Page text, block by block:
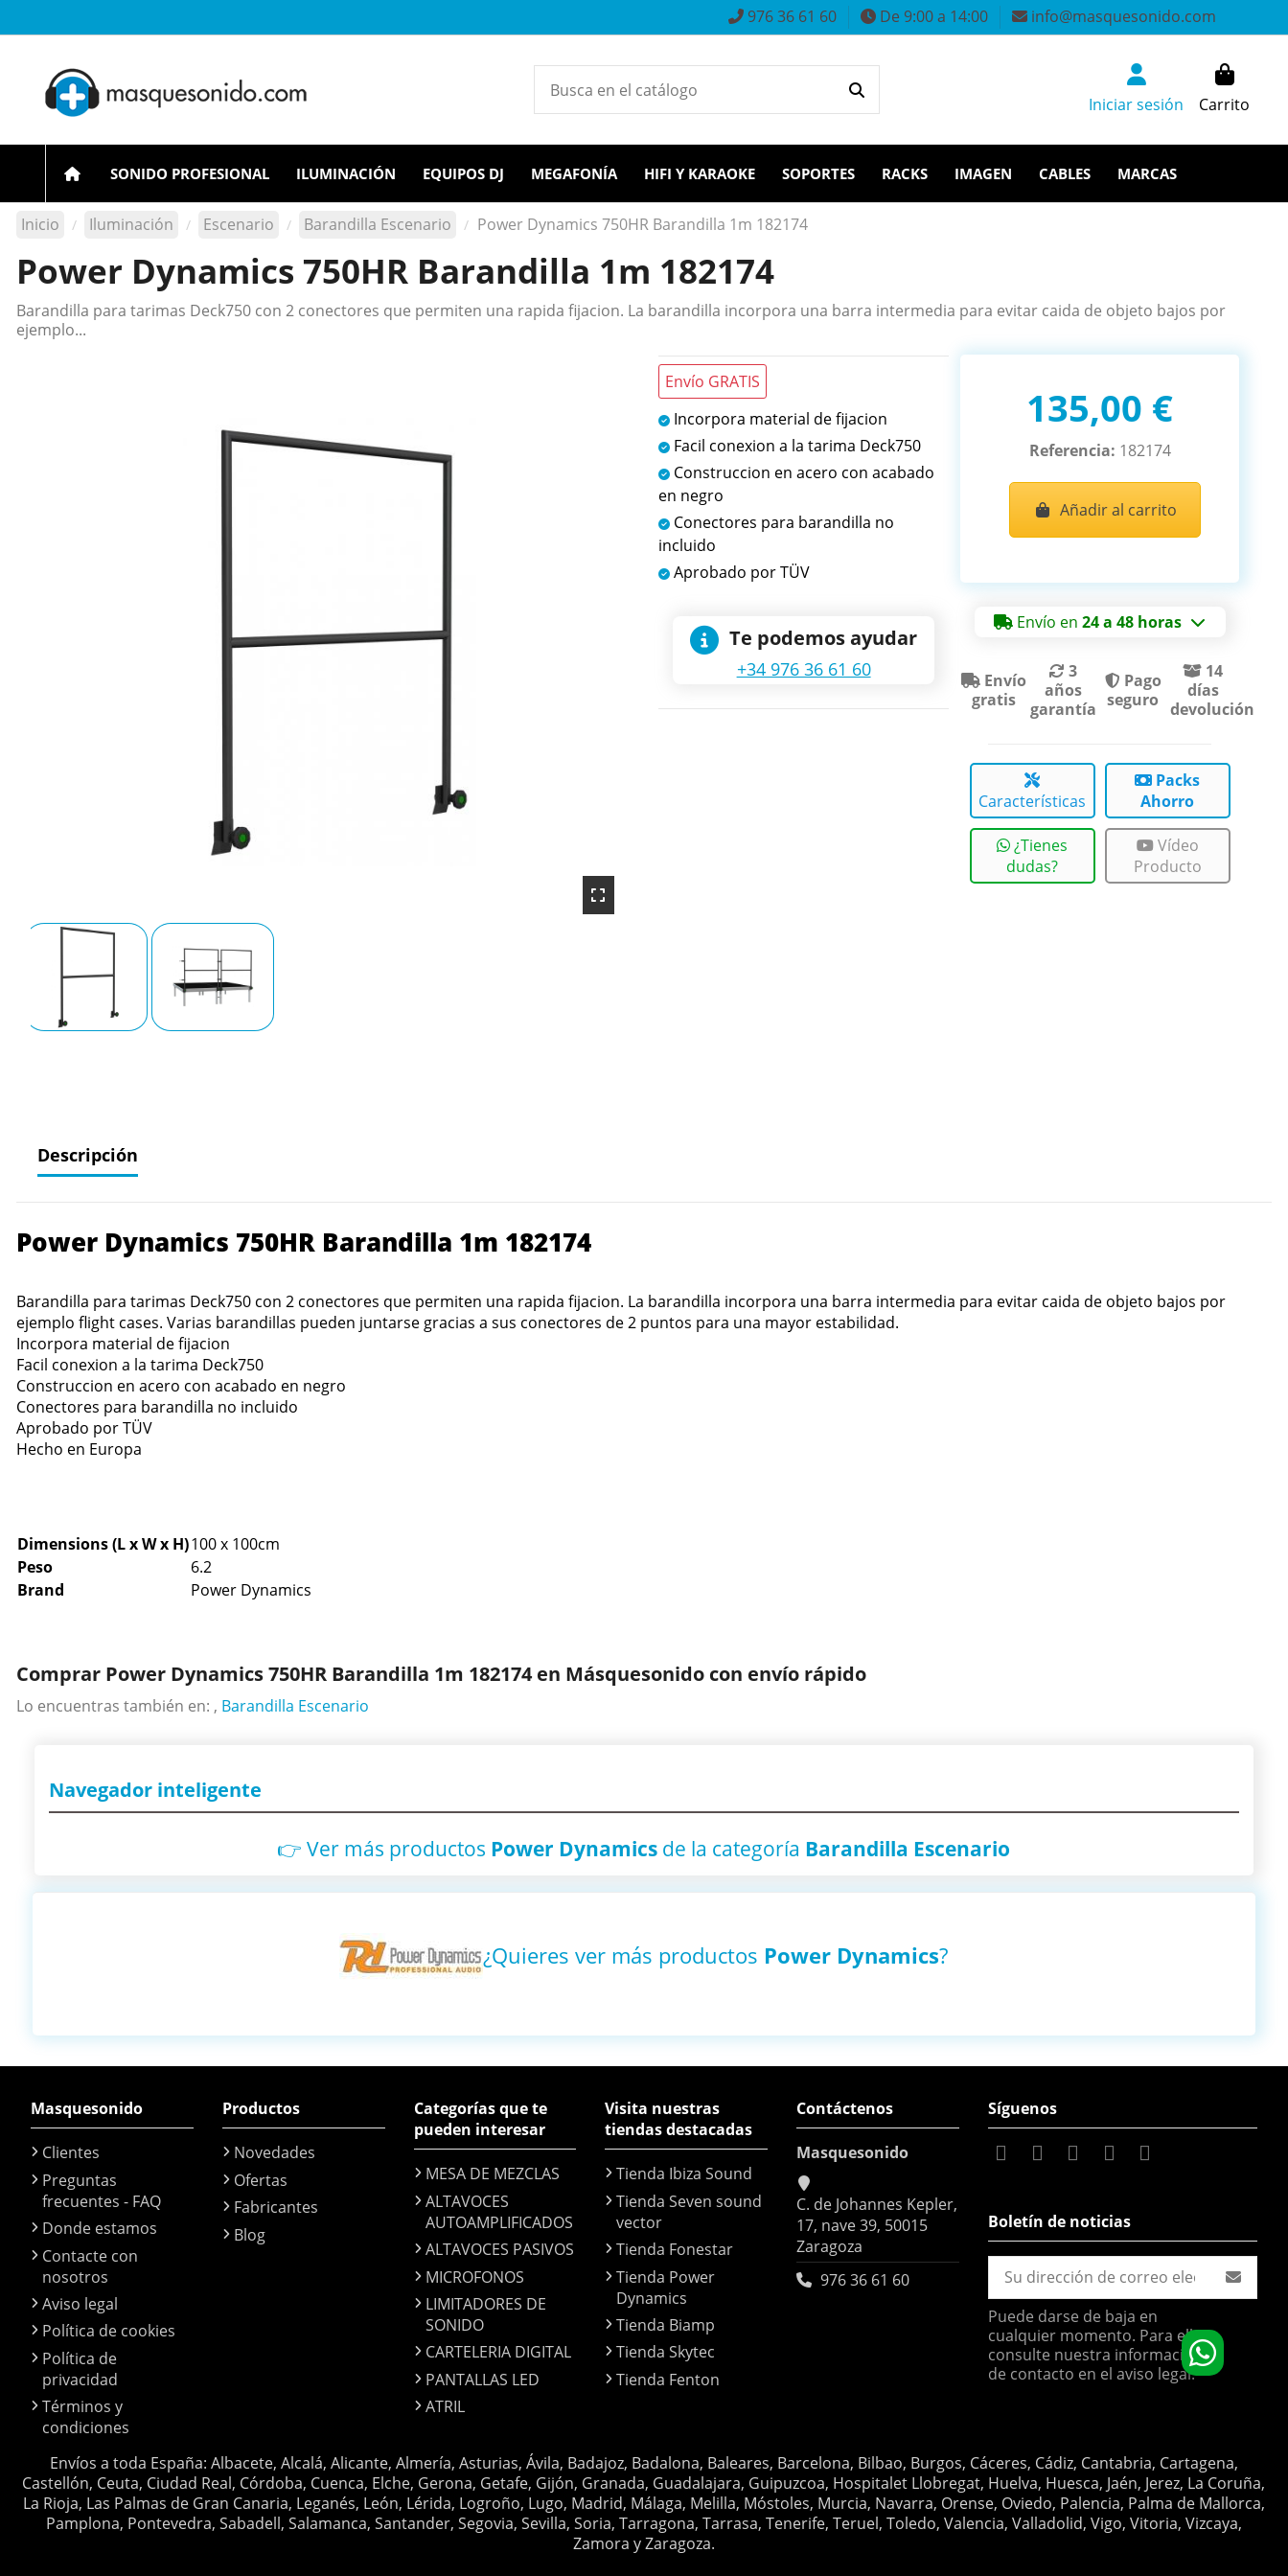
976 36 61 60 De 9:00 a 14:00 info@masquesonido.com
Iniciar sesión Carrito
SONIDO PROFESIONAL ILUMINACIÓN EQUIPOS DJ MEGAFONÍA HIFI Y KARAOKE SOPORTES RACKS IMAGEN CABLES MARCAS
Inicio Iluminación Escenario Barandilla Escenario Power Dynamics 750HR Barandilla 1m 182174
Power Dynamics 750HR Barandilla 1m 182174
Barandilla para tarimas Deck750 con 2 conectores que permiten una rapida fijacion. La barandilla incorpora una barra intermedia para evitar caida de objeto bajos por
ejemplo...
Envío GRATIS
Incorpora material de fijacion
Facil conexion a la tarima Deck750
Construccion en acero con acabado
en negro
Conectores para barandilla no
incluido
Aprobado por TÜV
Te podemos ayudar
+34 976 36 61 60
135,00 €
Referencia: 182174
Añadir al carrito
Envío en24 a 48 horas
Envío
gratis
3
años
garantía
Pago
seguro
14
días
devolución
Características
Packs
Ahorro
¿Tienes
dudas?
Vídeo
Producto
Descripción
Power Dynamics 750HR Barandilla 1m 182174
Barandilla para tarimas Deck750 con 2 conectores que permiten una rapida fijacion. La barandilla incorpora una barra intermedia para evitar caida de objeto bajos por
ejemplo flight cases. Varias barandillas pueden juntarse gracias a sus conectores de 2 puntos para una mayor estabilidad.
Incorpora material de fijacion
Facil conexion a la tarima Deck750
Construccion en acero con acabado en negro
Conectores para barandilla no incluido
Aprobado por TÜV
Hecho en Europa
Dimensions (L x W x H)100 x 100cm
Peso
6.2
Brand
Power Dynamics
Comprar Power Dynamics 750HR Barandilla 1m 182174 en Másquesonido con envío rápido
Lo encuentras también en: , Barandilla Escenario
Navegador inteligente
👉 Ver más productos Power Dynamics de la categoría Barandilla Escenario
¿Quieres ver más productos Power Dynamics?
Masquesonido
Clientes
Preguntas
frecuentes - FAQ
Donde estamos
Contacte con
nosotros
Aviso legal
Política de cookies
Política de
privacidad
Términos y
condiciones
Productos
Novedades
Ofertas
Fabricantes
Blog
Categorías que te
pueden interesar
MESA DE MEZCLAS
ALTAVOCES
AUTOAMPLIFICADOS
ALTAVOCES PASIVOS
MICROFONOS
LIMITADORES DE
SONIDO
CARTELERIA DIGITAL
PANTALLAS LED
ATRIL
Visita nuestras
tiendas destacadas
Tienda Ibiza Sound
Tienda Seven sound
vector
Tienda Fonestar
Tienda Power
Dynamics
Tienda Biamp
Tienda Skytec
Tienda Fenton
Contáctenos
Masquesonido
C. de Johannes Kepler,
17, nave 39, 50015
Zaragoza
976 36 61 60
Síguenos
Boletín de noticias
Puede darse de baja en
cualquier momento. Para ello,
consulte nuestra información
de contacto en el aviso legal.
Envíos a toda España: Albacete, Alcalá, Alicante, Almería, Asturias, Ávila, Badajoz, Badalona, Baleares, Barcelona, Bilbao, Burgos, Cáceres, Cádiz, Cantabria, Cartagena,
Castellón, Ceuta, Ciudad Real, Córdoba, Cuenca, Elche, Gerona, Getafe, Gijón, Granada, Guadalajara, Guipuzcoa, Hospitalet Llobregat, Huelva, Huesca, Jaén, Jerez, La Coruña,
La Rioja, Las Palmas de Gran Canaria, Leganés, León, Lérida, Logroño, Lugo, Madrid, Málaga, Melilla, Móstoles, Murcia, Navarra, Orense, Oviedo, Palencia, Palma de Mallorca,
Pamplona, Pontevedra, Sabadell, Salamanca, Santander, Segovia, Sevilla, Soria, Tarragona, Tarrasa, Tenerife, Teruel, Toledo, Valencia, Valladolid, Vigo, Vitoria, Vizcaya,
Zamora y Zaragoza.